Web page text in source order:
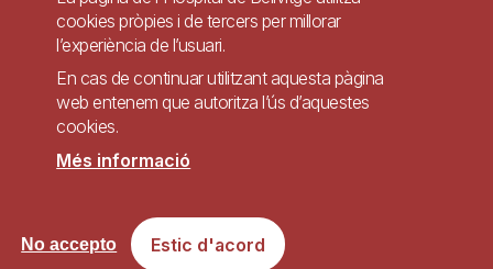
Pie
página
Contacte
Accessibilitat Avís legal Ajuda
Lloc web accessible de conformitat amb el Reial Decret 1112/2018, de 7 de
setembre, sobre accessibilitat dels llocs web i aplicacions per a dispositius
mòbils del sector públic.
cookies pròpies i de tercers per millorar
l’experiència de l’usuari.
En cas de continuar utilitzant aquesta pàgina
web entenem que autoritza l’ús d’aquestes
cookies.
Més informació
Estic d'acord
No accepto